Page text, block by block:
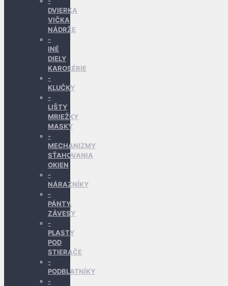
DVIERKA
VIČKA
NÁDRŽE
INÉ
DIELY
KAROSÉRIE
KLUČKY
LIŠTY
MRIEŽKY
MASKY
MECHANIZMY
SŤAHOVANIA
OKIEN
NÁRAZNÍKY
PÁNTY,
ZÁVESY
PLASTY
POD
STIERAČE
PODBLATNÍKY